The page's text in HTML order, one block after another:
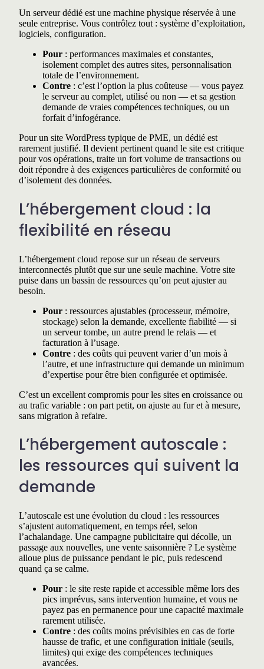
Un serveur dédié est une machine physique réservée à une
seule entreprise. Vous contrôlez tout : système d’exploitation,
logiciels, configuration.
Pour : performances maximales et constantes,
isolement complet des autres sites, personnalisation
totale de l’environnement.
Contre : c’est l’option la plus coûteuse — vous payez
le serveur au complet, utilisé ou non — et sa gestion
demande de vraies compétences techniques, ou un
forfait d’infogérance.
Pour un site WordPress typique de PME, un dédié est
rarement justifié. Il devient pertinent quand le site est critique
pour vos opérations, traite un fort volume de transactions ou
doit répondre à des exigences particulières de conformité ou
d’isolement des données.
L’hébergement cloud : la
flexibilité en réseau
L’hébergement cloud repose sur un réseau de serveurs
interconnectés plutôt que sur une seule machine. Votre site
puise dans un bassin de ressources qu’on peut ajuster au
besoin.
Pour : ressources ajustables (processeur, mémoire,
stockage) selon la demande, excellente fiabilité — si
un serveur tombe, un autre prend le relais — et
facturation à l’usage.
Contre : des coûts qui peuvent varier d’un mois à
l’autre, et une infrastructure qui demande un minimum
d’expertise pour être bien configurée et optimisée.
C’est un excellent compromis pour les sites en croissance ou
au trafic variable : on part petit, on ajuste au fur et à mesure,
sans migration à refaire.
L’hébergement autoscale :
les ressources qui suivent la
demande
L’autoscale est une évolution du cloud : les ressources
s’ajustent automatiquement, en temps réel, selon
l’achalandage. Une campagne publicitaire qui décolle, un
passage aux nouvelles, une vente saisonnière ? Le système
alloue plus de puissance pendant le pic, puis redescend
quand ça se calme.
Pour : le site reste rapide et accessible même lors des
pics imprévus, sans intervention humaine, et vous ne
payez pas en permanence pour une capacité maximale
rarement utilisée.
Contre : des coûts moins prévisibles en cas de forte
hausse de trafic, et une configuration initiale (seuils,
limites) qui exige des compétences techniques
avancées.